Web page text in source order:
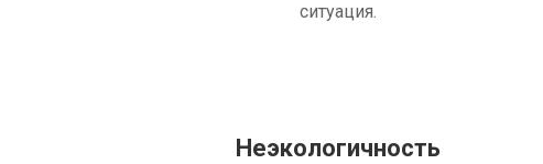
ситуация.
Неэкологичность